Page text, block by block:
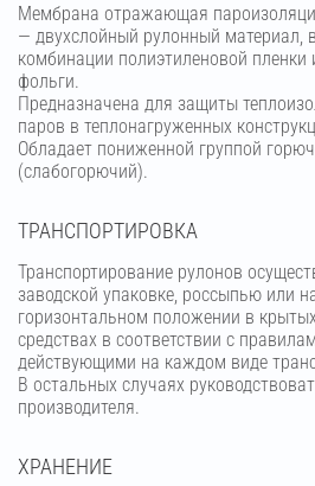
Мембрана отражающая
— двухслойный рулонный материал,
комбинации полиэтиленовой
фольги.
Предназначена для защиты
паров в теплонагруженных
Обладает пониженной группой
(слабогорючий).
ТРАНСПОРТИРОВКА
Транспортирование рулонов
заводской упаковке, россыпью или
горизонтальном положении в
средствах в соответствии с
действующими на каждом виде
В остальных случаях
производителя.
ХРАНЕНИЕ